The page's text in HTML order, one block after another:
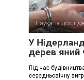
Наука та
У
дерев яний
Під час
середньовічну